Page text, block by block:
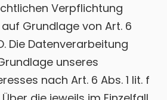
Verpflichtung
Grundlage von Art. 6
Die Datenverarbeitung
unseres
nach Art. 6 Abs. 1 lit. f